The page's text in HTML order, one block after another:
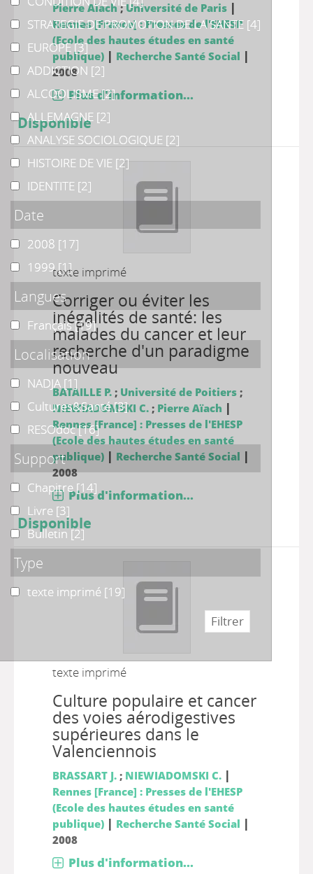
Pierre Aïach;Université de Paris |
Rennes [France] : Presses de l'EHESP
(Ecole des hautes études en santé
publique)| Recherche Santé Social |
2008
Plus d'information...
Disponible
texte imprimé
Corriger ou éviter les
inégalités de santé: les
malades du cancer et leur
recherche d'un paradigme
nouveau
BATAILLE P.; Université de Poitiers;
NIEWIADOMSKI C.; Pierre Aïach |
Rennes [France] : Presses de l'EHESP
(Ecole des hautes études en santé
publique)| Recherche Santé Social |
2008
Plus d'information...
Disponible
texte imprimé
Culture populaire et cancer
des voies aérodigestives
supérieures dans le
Valenciennois
BRASSART J.; NIEWIADOMSKI C. |
Rennes [France] : Presses de l'EHESP
(Ecole des hautes études en santé
publique)| Recherche Santé Social |
2008
Plus d'information...
STRATEGIE DE PROMOTION DE LA SANTE
STRATEGIE DE PROMOTION DE LA SANTE [4]
EUROPE
EUROPE[3]
ADDICTION
ADDICTION [2]
ALCOOLISME
ALCOOLISME[2]
ALLEMAGNE
ALLEMAGNE [2]
ANALYSE SOCIOLOGIQUE
ANALYSE SOCIOLOGIQUE [2]
HISTOIRE DE VIE
HISTOIRE DE VIE [2]
IDENTITE
IDENTITE [2]
Date
20082008 [17]
19991999[1]
Langues
Français
Français[19]
Localisation
NADJANADJA [1]
Cultures&Santé
Cultures&Santé[3]
RESOdoc
RESOdoc[16]
Support
Chapitre
Chapitre[14]
LivreLivre [3]
Bulletin
Bulletin[2]
Type
texte imprimé
texte imprimé [19]